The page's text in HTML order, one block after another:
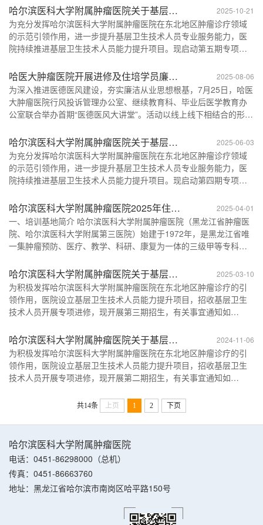
尔滨医科大学附属肿瘤医院医联体单位、基层妇幼保健院等在职卫
生技术人员。 （二）招生人数 招收20人左右，将根据报名情况及专
业需求适当调整。 （三）招生专业 肿瘤内科、肿...
哈尔滨医科大学附属肿瘤医院关于基层卫
生技术人员能力提升项目(第五期）招生
的通知
2025-10-21
为充分发挥哈尔滨医科大学附属肿瘤医院在东北地区肿瘤诊疗领域
的示范引领作用，进一步提升基层卫生技术人员专业服务能力，医
院持续推进基层卫生技术人员能力提升项目。现启动第五期专项进
尔滨医科大学附属肿瘤医院医联体单位、基层妇幼保健院等在职卫
生技术人员。 （二）招生人数 招收20人左右，将根据报名情况及专
业需求适当调整。 （三）招生专业 肿瘤内科、肿...
哈医大肿瘤医院开展进修及住培学员廉洁
培训活动
2025-08-06
为深入推进医德医风建设，夯实廉洁从业思想根基，7月25日，哈医
大肿瘤医院行风投诉管理办公室、继续教育科、毕业后医学教育办
公室联合举办首期“医德医风大讲堂”。活动以线上线下相结合的形式
议现场继续教育科负责人王国栋主持会议时指出，医德医风是医务
人员立身从医的根本，全体参会人员要秉持“以患者为中心”的服务理
念，注重日常沟通技巧，杜绝服务态度生硬...
哈尔滨医科大学附属肿瘤医院关于基层卫
生技术人员能力提升项目（第四期）招生
的通知
2025-06-03
为充分发挥哈尔滨医科大学附属肿瘤医院在东北地区肿瘤诊疗领域
的示范引领作用，进一步提升基层卫生技术人员专业服务能力，医
院持续推进基层卫生技术人员能力提升项目。现启动第四期专项进
尔滨医科大学附属肿瘤医院医联体单位、基层妇幼保健院等在职卫
生技术人员。（二）招生人数招收20人左右，将根据报名情况及专
业需求适当调整。（三）招生专业肿瘤内科、肿瘤外科...
哈尔滨医科大学附属肿瘤医院2025年住院
医师规范化培训招收简章
2025-04-01
一、培训基地简介 哈尔滨医科大学附属肿瘤医院（黑龙江省肿瘤医
院、哈尔滨医科大学附属第三医院）始建于1972年，是黑龙江省唯
一集肿瘤预防、医疗、教学、科研、康复为一体的三级甲等专科医
手术5.7万例。拥有57个临床科室、21个医技科室、15个教研室、7
个住院医师规范化培训专业基地。现有职工2726人，其中国家级、
省级高层次人才173人，龙江名医46人，博士生导师184...
哈尔滨医科大学附属肿瘤医院关于基层卫
生技术人员能力提升项目(第三期）招生
的通知
2025-03-10
为积极发挥哈尔滨医科大学附属肿瘤医院在东北地区肿瘤诊疗的引
领作用，医院设立基层卫生技术人员能力提升项目，招收基层卫生
技术人员开展专项进修，现开展第三期招生，有关事宜通知如
联体单位和基层妇幼保健院等在职卫生技术人员。 （二）招生人
数 招收20人左右，根据报名情况及专业需求适当调整。 （三）招生
专业 招生专业肿瘤内科、肿瘤外科及肿瘤妇科。 （四...
哈尔滨医科大学附属肿瘤医院关于基层卫
生技术人员能力提升项目（第二期）招生
的通知
2024-11-06
为积极发挥哈尔滨医科大学附属肿瘤医院在东北地区肿瘤诊疗的引
领作用，医院设立基层卫生技术人员能力提升项目，招收基层卫生
技术人员开展专项进修，现开展第二期招生，有关事宜通知如
联体单位和基层妇幼保健院等在职卫生技术人员。 （二）招生人
数 招生20人左右，根据报名情况及专业需求适当调整。 （三）招生
专业 招生专业肿瘤内科、肿瘤外科及肿瘤妇科。 （四...
共14条 上页 1 2 下页
哈尔滨医科大学附属肿瘤医院
电话：0451-86298000（总机）
传真：0451-86663760
地址：黑龙江省哈尔滨市南岗区哈平路150号